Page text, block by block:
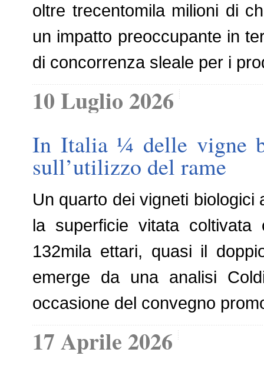
oltre trecentomila milioni di
un impatto preoccupante in
di concorrenza sleale per i
10 Luglio 2026
In Italia ¼ delle vigne
sull’utilizzo del rame
Un quarto dei vigneti
la superficie vitata
132mila ettari, quasi il
emerge da una analisi
occasione del convegno
17 Aprile 2026